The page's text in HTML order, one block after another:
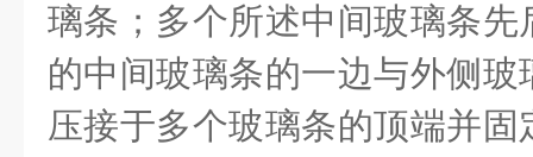
璃条；多个所述中间玻璃条
的中间玻璃条的一边与外侧
压接于多个玻璃条的顶端并